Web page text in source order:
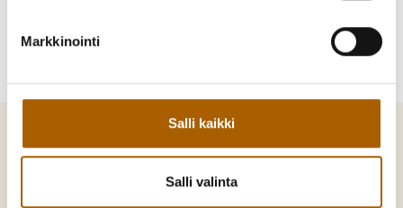
Markkinointi
Salli kaikki
Salli valinta